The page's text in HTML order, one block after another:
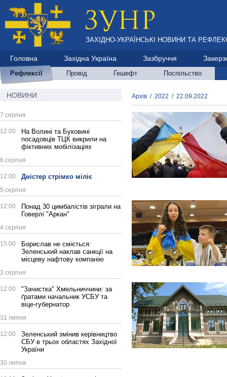
ЗАХІДНО-УКРАЇНСЬКІ НОВИНИ ТА
Головна Західна Україна Зазбруччя
Рефлексії Провід Ґешефт Поспільство
НОВИНИ
7 серпня
12:00
На Волині та Буковині
посадовців ТЦК викрили на
фіктивних мобілізаціях
6 серпня
12:00 Дністер стрімко міліє
5 серпня
12:00
Понад 30 цимбалістів зіграли на
Говерлі "Аркан"
4 серпня
15:00
Борислав не сміється:
Зеленський наклав санкції на
місцеву нафтову компанію
3 серпня
12:00
"Зачистка" Хмельниччини: за
ґратами начальник УСБУ та
віце-губернатор
31 липня
12:00
Зеленський змінив керівництво
СБУ в трьох областях Західної
України
30 липня
Архів / 2022 / 22.09.2022